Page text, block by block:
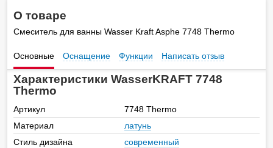
О товаре
Смеситель для ванны Wasser Kraft Asphe 7748 Thermo
Основные Оснащение Функции Написать отзыв
Характеристики WasserKRAFT 7748
Thermo
Артикул
7748 Thermo
Материал
латунь
Стиль дизайна
современный